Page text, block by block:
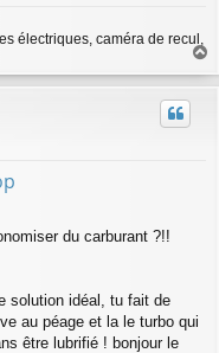
électriques, caméra de recul,
u
du carburant ?!!
solution idéal, tu fait de
au péage et la le turbo qui
être lubrifié ! bonjour le